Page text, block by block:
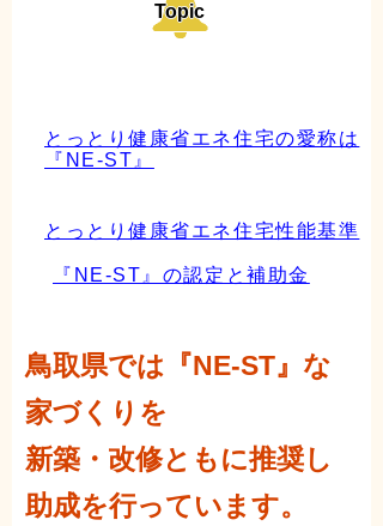
Topic
とっとり健康省エネ住宅の愛称は
『NE-ST』
とっとり健康省エネ住宅性能基準
『NE-ST』の認定と補助金
鳥取県では『NE-ST』な
家づくりを
新築・改修ともに推奨し
助成を行っています。